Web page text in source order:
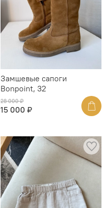
Замшевые сапоги
Bonpoint, 32
28 000 ₽
15 000 ₽